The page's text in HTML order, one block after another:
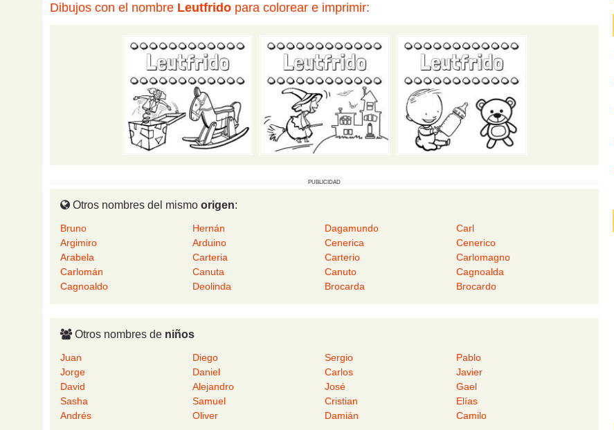
Dibujos con el nombre Leutfrido para colorear e imprimir:
PUBLICIDAD
Otros nombres del mismo origen:
Bruno Hernán Dagamundo
Carl
Argimiro
Arduino Cenerica
Cenerico
Arabela
Carteria Carterio
Carlomagno
Carlomán
Canuta Canuto
Cagnoalda
Cagnoaldo
Deolinda Brocarda Brocardo
Otros nombres de niños
Juan Diego Sergio
Pablo
Jorge
Daniel Carlos
Javier
David
Alejandro José
Gael
Sasha
Samuel Cristian
Elías
Andrés
Oliver Damián Camilo